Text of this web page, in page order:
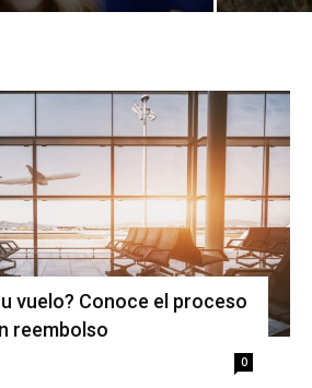
vuelo? Conoce el proceso
reembolso
0